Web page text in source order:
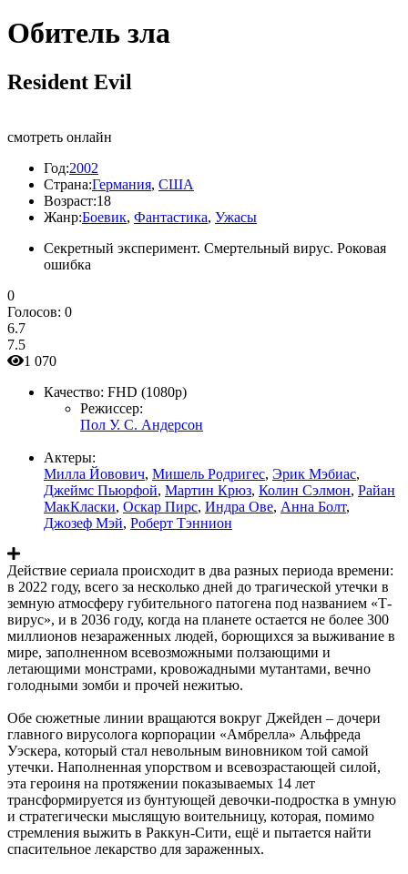
Обитель зла
Resident Evil
смотреть онлайн
Год:2002
Страна:Германия, США
Возраст:18
Жанр:Боевик, Фантастика, Ужасы
Секретный эксперимент. Смертельный вирус. Роковая
ошибка
0
Голосов: 0
6.7
7.5
1 070
Качество: FHD (1080p)
Режиссер:
Пол У. С. Андерсон
Актеры:
Милла Йовович, Мишель Родригес, Эрик Мэбиас,
Джеймс Пьюрфой, Мартин Крюз, Колин Сэлмон, Райан
МакКласки, Оскар Пирс, Индра Ове, Анна Болт,
Джозеф Мэй, Роберт Тэннион
Действие сериала происходит в два разных периода времени:
в 2022 году, всего за несколько дней до трагической утечки в
земную атмосферу губительного патогена под названием «Т-
вирус», и в 2036 году, когда на планете остается не более 300
миллионов незараженных людей, борющихся за выживание в
мире, заполненном всевозможными ползающими и
летающими монстрами, кровожадными мутантами, вечно
голодными зомби и прочей нежитью.
Обе сюжетные линии вращаются вокруг Джейден – дочери
главного вирусолога корпорации «Амбрелла» Альфреда
Уэскера, который стал невольным виновником той самой
утечки. Наполненная упорством и всевозрастающей силой,
эта героиня на протяжении показываемых 14 лет
трансформируется из бунтующей девочки-подростка в умную
и стратегически мыслящую воительницу, которая, помимо
стремления выжить в Раккун-Сити, ещё и пытается найти
спасительное лекарство для зараженных.